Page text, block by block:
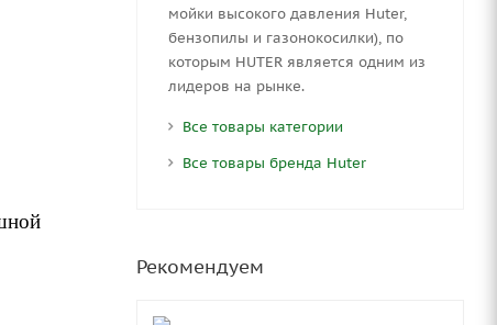
мойки высокого давления Huter,
бензопилы и газонокосилки), по
которым HUTER является одним из
лидеров на рынке.
Все товары категории
Все товары бренда Huter
Рекомендуем